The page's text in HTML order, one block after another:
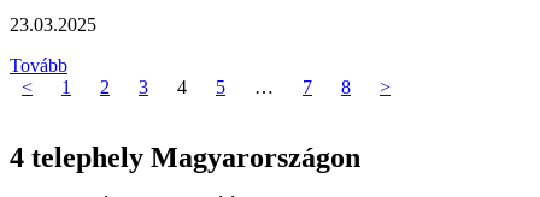
23.03.2025
Tovább
<
1 2 3 4 5 … 7 8 >
4 telephely Magyarországon